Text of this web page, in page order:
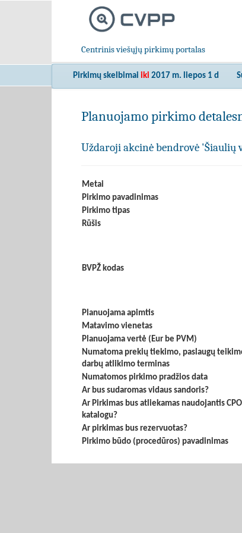
Centrinis viešųjų pirkimų portalas
Pirkimų skelbimai iki 2017 m. liepos 1 d
Planuojamo pirkimo
Uždaroji akcinė bendrovė 'Šiaulių
Metai
Pirkimo pavadinimas
Pirkimo tipas
Rūšis
BVPŽ kodas
Planuojama apimtis
Matavimo vienetas
Planuojama vertė (Eur be PVM)
Numatoma prekių tiekimo, paslaugų
darbų atlikimo terminas
Numatomos pirkimo pradžios data
Ar bus sudaromas vidaus sandoris?
Ar Pirkimas bus atliekamas naudojantis CPO
katalogu?
Ar pirkimas bus rezervuotas?
Pirkimo būdo (procedūros) pavadinimas